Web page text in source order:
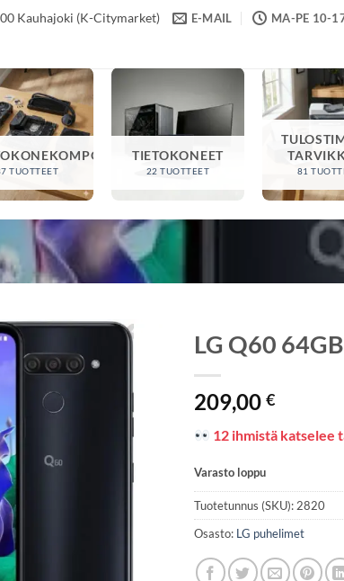
Kauhajoki (K-Citymarket) E-MAIL MA-PE 10-
TUOTTEET
TIETOKONEET
22 TUOTTEET 81
LG Q60
209,00€
12 ihmistä katselee
Varasto loppu
Tuotetunnus (SKU): 2820
Osasto: LG puhelimet